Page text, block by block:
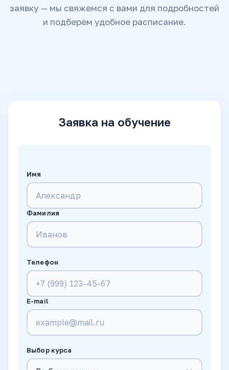
заявку — мы свяжемся с вами для подробностей
и подберём удобное расписание.
Заявка на обучение
Имя
Фамилия
Телефон
E-mail
Выбор курса